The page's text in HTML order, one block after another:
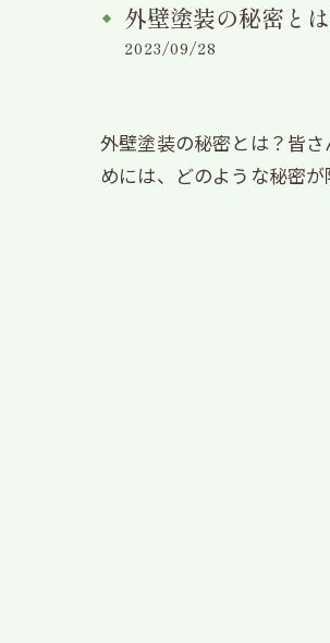
外壁塗装の秘密と
2023/09/28
外壁塗装の秘密とは？皆
めには、どのような秘密